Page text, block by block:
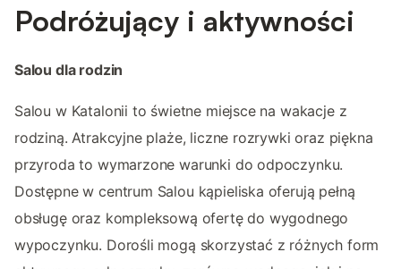
Podróżujący i aktywności
Salou dla rodzin
Salou w Katalonii to świetne miejsce na wakacje z
rodziną. Atrakcyjne plaże, liczne rozrywki oraz piękna
przyroda to wymarzone warunki do odpoczynku.
Dostępne w centrum Salou kąpieliska oferują pełną
obsługę oraz kompleksową ofertę do wygodnego
wypoczynku. Dorośli mogą skorzystać z różnych form